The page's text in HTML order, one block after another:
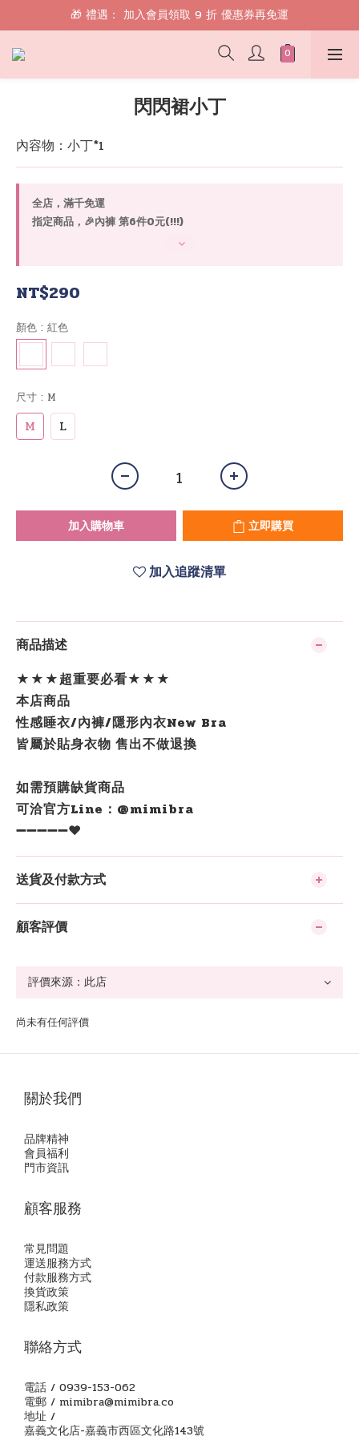
🎁 禮遇： 加入會員領取 9 折 優惠券再免運
🎁 禮遇： 加入會員領取 9 折 優惠券再免運
📱 綁定 LINE 好友，現領 $100 購物金！
🎁 禮遇： 加入會員領取 9 折 優惠券再免運
閃閃裙小丁
內容物：小丁*1
全店，滿千免運
指定商品，🎉內褲 第6件0元(!!!)
NT$290
顏色 : 紅色
尺寸 : M
M L
加入購物車 立即購買
加入追蹤清單
商品描述
★★★超重要必看★★★
本店商品
性感睡衣/內褲/隱形內衣New Bra
皆屬於貼身衣物 售出不做退換
如需預購缺貨商品
可洽官方Line：@mimibra
➖➖➖➖➖❤️
送貨及付款方式
顧客評價
尚未有任何評價
關於我們
品牌精神
會員福利
門市資訊
顧客服務
常見問題
運送服務方式
付款服務方式
換貨政策
隱私政策
聯絡方式
電話 / 0939-153-062
電郵 / mimibra@mimibra.co
地址 /
嘉義文化店-嘉義市西區文化路143號